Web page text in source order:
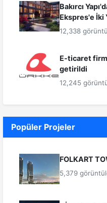
Bakırcı
Ekspres'e İki
12,338
E-ticaret
getirildi
12,245
Popüler Projeler
FOLKART
5,379